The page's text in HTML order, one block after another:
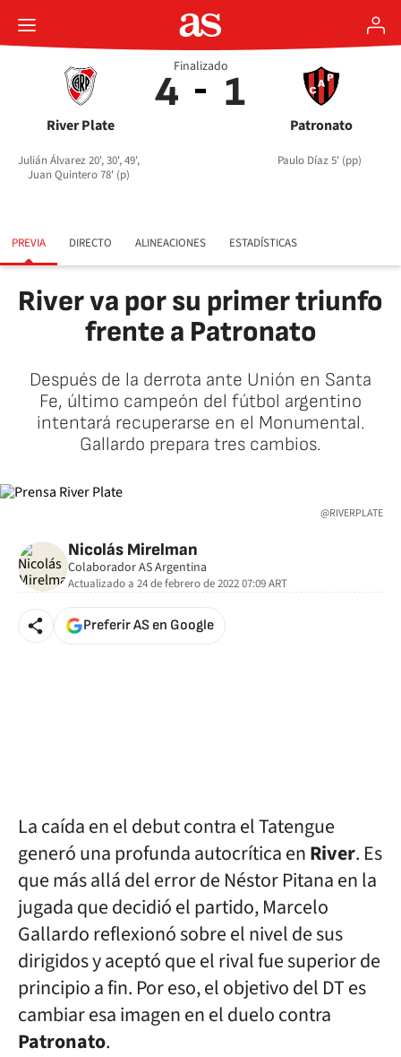
River Plate
4
Julián Álvarez 20', 30', 49',
Juan Quintero 78' (p)
Patronato
1
Paulo Díaz 5' (pp)
Finalizado
PREVIA DIRECTO ALINEACIONES ESTADÍSTICAS
River va por su primer triunfo
frente a Patronato
Después de la derrota ante Unión en Santa
Fe, último campeón del fútbol argentino
intentará recuperarse en el Monumental.
Gallardo prepara tres cambios.
@RIVERPLATE
Nicolás Mirelman
Colaborador AS Argentina
Actualizado a 24 de febrero de 2022 07:09ART
Preferir AS en Google
La caída en el debut contra el Tatengue
generó una profunda autocrítica enRiver. Es
que más allá del error de Néstor Pitana en la
jugada que decidió el partido, Marcelo
Gallardo reflexionó sobre el nivel de sus
dirigidos y aceptó que el rival fue superior de
principio a fin. Por eso, el objetivo del DT es
cambiar esa imagen en el duelo contra
Patronato.